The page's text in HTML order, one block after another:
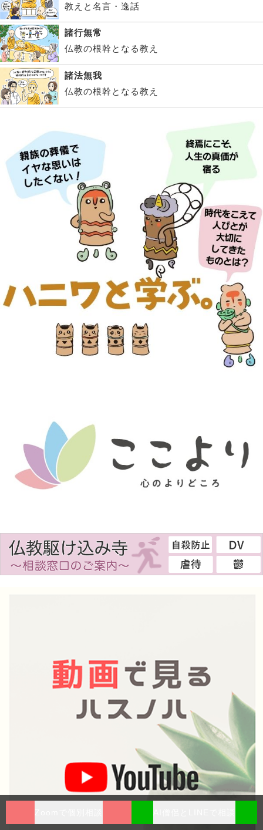
教えと名言・逸話
諸行無常
仏教の根幹となる教え
諸法無我
仏教の根幹となる教え